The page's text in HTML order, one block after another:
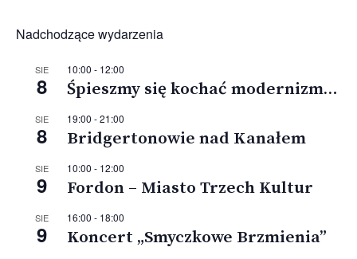
Nadchodzące wydarzenia
SIE
8
10:00 - 12:00
Śpieszmy się kochać modernizm…
SIE
8
19:00 -21:00
Bridgertonowie nad Kanałem
SIE
9
10:00 - 12:00
Fordon – Miasto Trzech Kultur
SIE
9
16:00 - 18:00
Koncert „Smyczkowe Brzmienia”